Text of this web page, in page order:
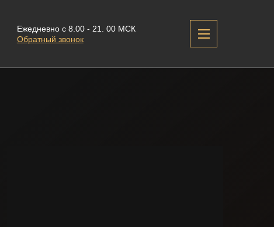
Ежедневно с 8.00 - 21. 00 МСК
Обратный звонок